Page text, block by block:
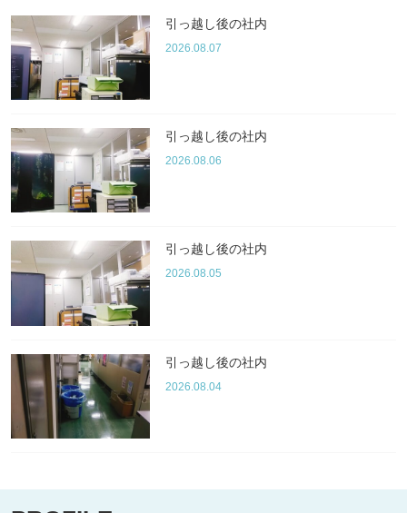
引っ越し後の社内
2026.08.07
引っ越し後の社内
2026.08.06
引っ越し後の社内
2026.08.05
引っ越し後の社内
2026.08.04